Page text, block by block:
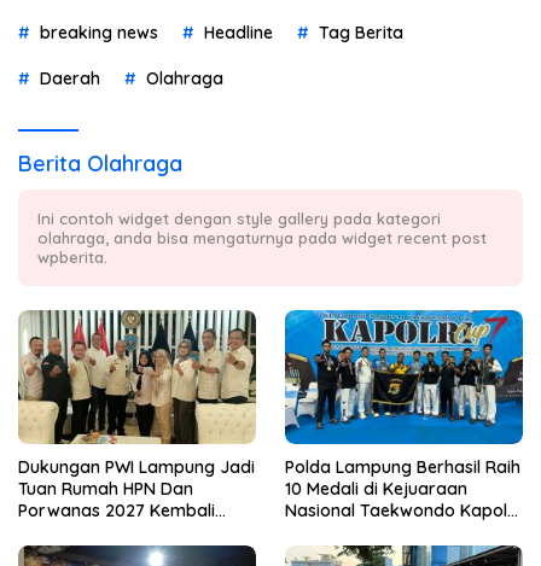
breaking news Headline Tag Berita
Daerah Olahraga
Berita Olahraga
Ini contoh widget dengan style gallery pada kategori
olahraga, anda bisa mengaturnya pada widget recent post
wpberita.
Dukungan PWI Lampung Jadi
Tuan Rumah HPN Dan
Porwanas 2027 Kembali
Pol.Rudi Setiawan
Polda Lampung Berhasil Raih
10 Medali di Kejuaraan
Nasional Taekwondo Kapolri